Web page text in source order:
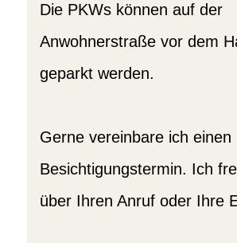
Die PKWs können auf der
Anwohnerstraße vor dem
geparkt werden.
Gerne vereinbare ich einen
Besichtigungstermin. Ich
über Ihren Anruf oder Ihre